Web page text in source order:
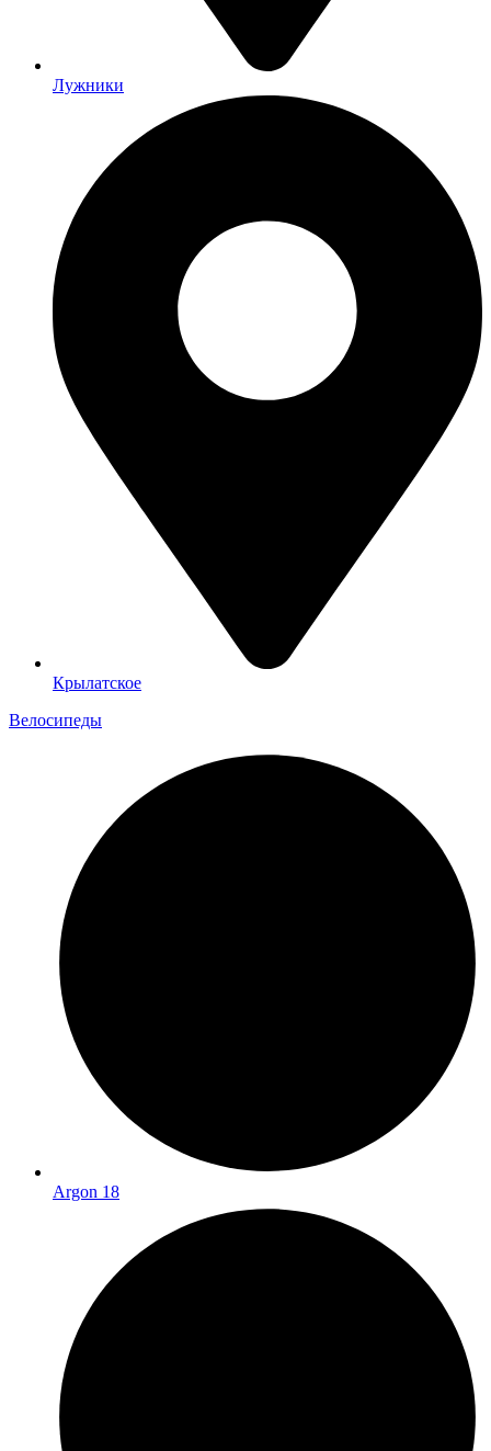
Лужники
Крылатское
Велосипеды
Argon 18